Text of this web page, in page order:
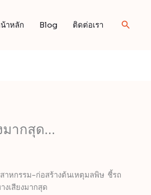
าหลัก Blog ติดต่อเรา Search
มากสุด…
าหกรรม-ก่อสร้างต้นเหตุมลพิษ ชี้รถ
งเสียงมากสุด